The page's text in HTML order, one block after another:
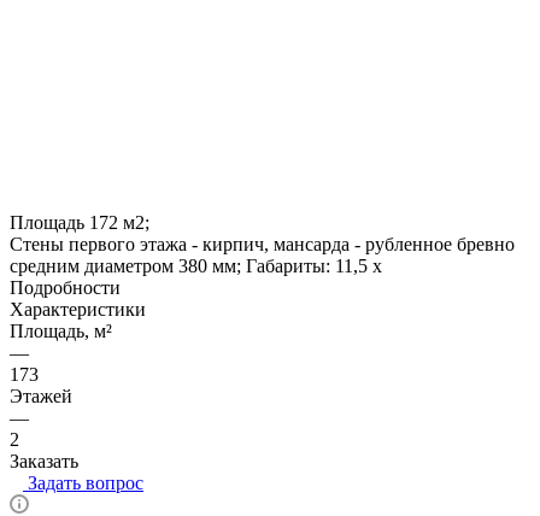
Площадь 172 м2;
Стены первого этажа - кирпич, мансарда - рубленное бревно
средним диаметром 380 мм; Габариты: 11,5 х
Подробности
Характеристики
Площадь, м²
—
173
Этажей
—
2
Заказать
Задать вопрос